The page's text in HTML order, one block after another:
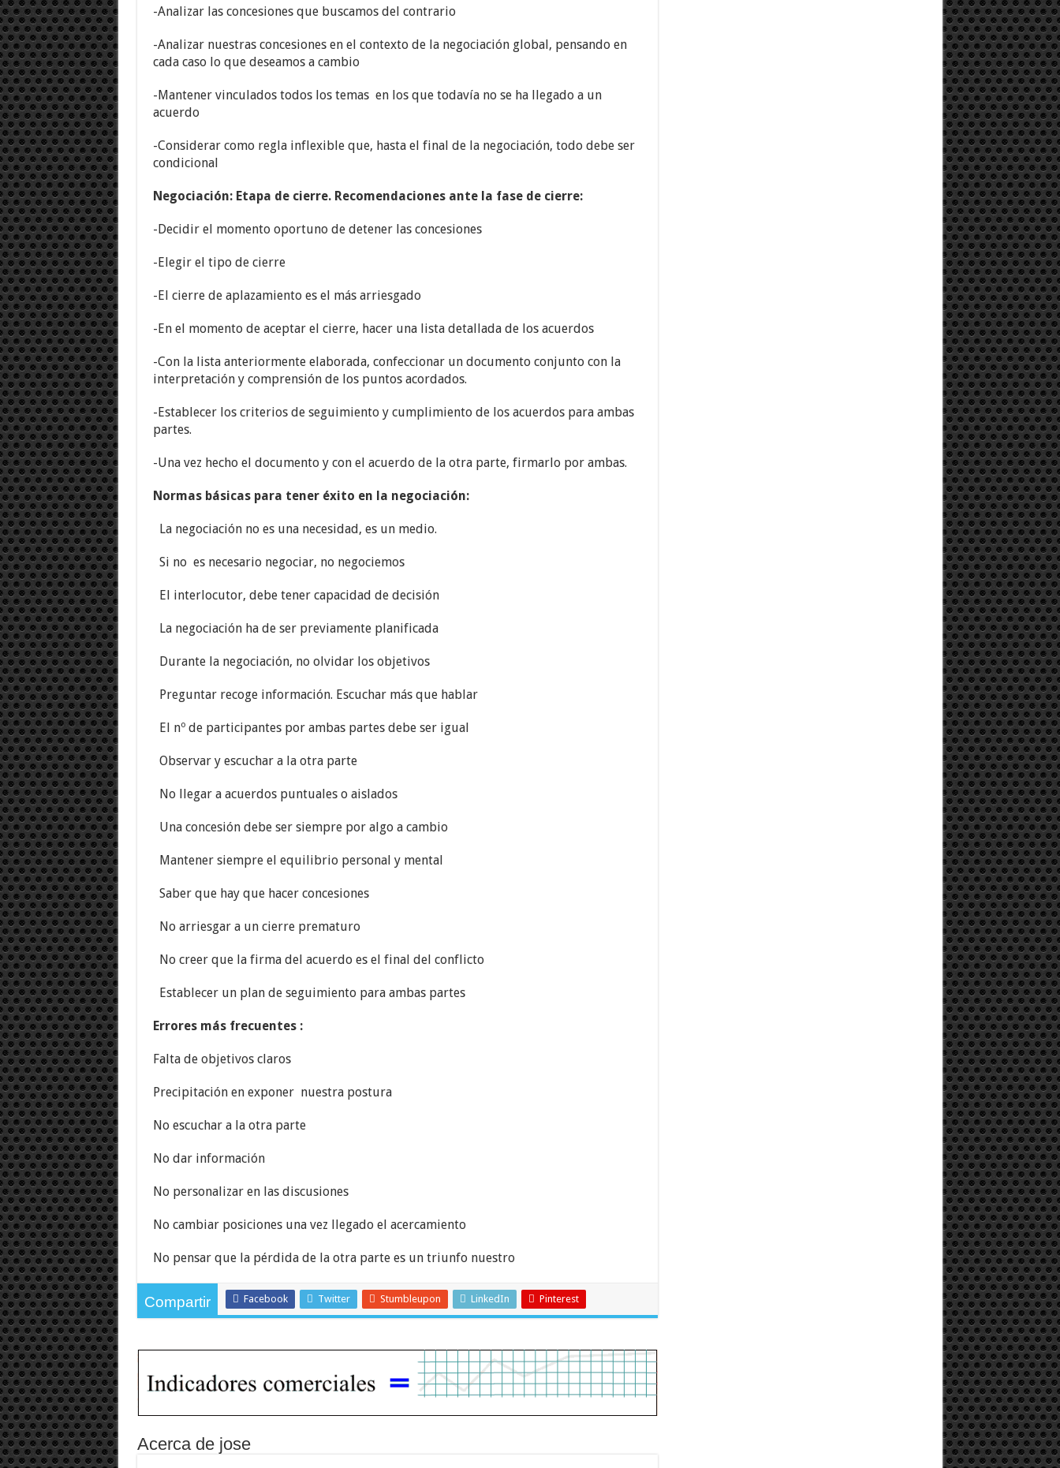
-Analizar las concesiones que buscamos del contrario
-Analizar nuestras concesiones en el contexto de la negociación global, pensando en
cada caso lo que deseamos a cambio
-Mantener vinculados todos los temas en los que todavía no se ha llegado a un
acuerdo
-Considerar como regla inflexible que, hasta el final de la negociación, todo debe ser
condicional
Negociación: Etapa de cierre. Recomendaciones ante la fase de cierre:
-Decidir el momento oportuno de detener las concesiones
-Elegir el tipo de cierre
-El cierre de aplazamiento es el más arriesgado
-En el momento de aceptar el cierre, hacer una lista detallada de los acuerdos
-Con la lista anteriormente elaborada, confeccionar un documento conjunto con la
interpretación y comprensión de los puntos acordados.
-Establecer los criterios de seguimiento y cumplimiento de los acuerdos para ambas
partes.
-Una vez hecho el documento y con el acuerdo de la otra parte, firmarlo por ambas.
Normas básicas para tener éxito en la negociación:
La negociación no es una necesidad, es un medio.
Si no es necesario negociar, no negociemos
El interlocutor, debe tener capacidad de decisión
La negociación ha de ser previamente planificada
Durante la negociación, no olvidar los objetivos
Preguntar recoge información. Escuchar más que hablar
El nº de participantes por ambas partes debe ser igual
Observar y escuchar a la otra parte
No llegar a acuerdos puntuales o aislados
Una concesión debe ser siempre por algo a cambio
Mantener siempre el equilibrio personal y mental
Saber que hay que hacer concesiones
No arriesgar a un cierre prematuro
No creer que la firma del acuerdo es el final del conflicto
Establecer un plan de seguimiento para ambas partes
Errores más frecuentes :
Falta de objetivos claros
Precipitación en exponer nuestra postura
No escuchar a la otra parte
No dar información
No personalizar en las discusiones
No cambiar posiciones una vez llegado el acercamiento
No pensar que la pérdida de la otra parte es un triunfo nuestro
Compartir Facebook Twitter Stumbleupon LinkedIn Pinterest
Acerca de jose